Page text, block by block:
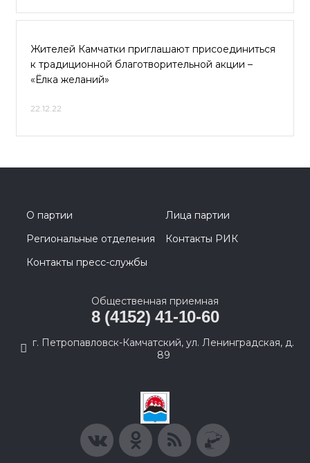
Жителей Камчатки приглашают присоединиться
к традиционной благотворительной акции –
«Ёлка желаний»
22.12.22
О партии
Лица партии
Региональные отделения
Контакты РИК
Контакты пресс-службы
Общественная приемная
8 (4152) 41-10-60
г. Петропавловск-Камчатский, ул. Ленинградская, д.
89